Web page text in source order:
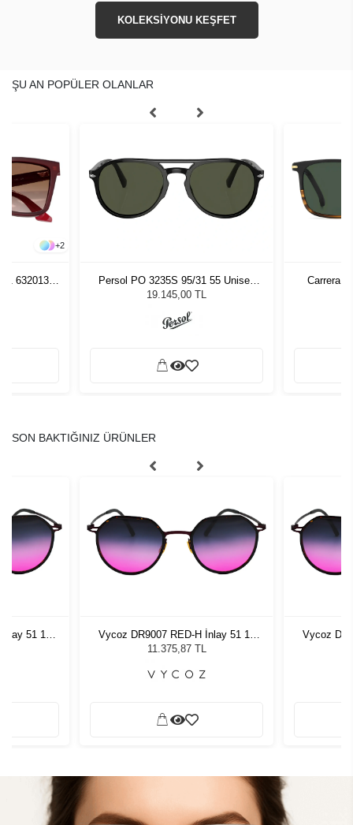
KOLEKSİYONU KEŞFET
ŞU AN POPÜLER OLANLAR
+2
632013
Persol PO 3235S 95/31 55 Unisex
Güneş Gözlüğü
19.145,00 TL
Carrera
SON BAKTIĞINIZ ÜRÜNLER
51 19
Vycoz DR9007 RED-H İnlay 51 19
Kadın Güneş Gözlüğü
11.375,87 TL
Vycoz